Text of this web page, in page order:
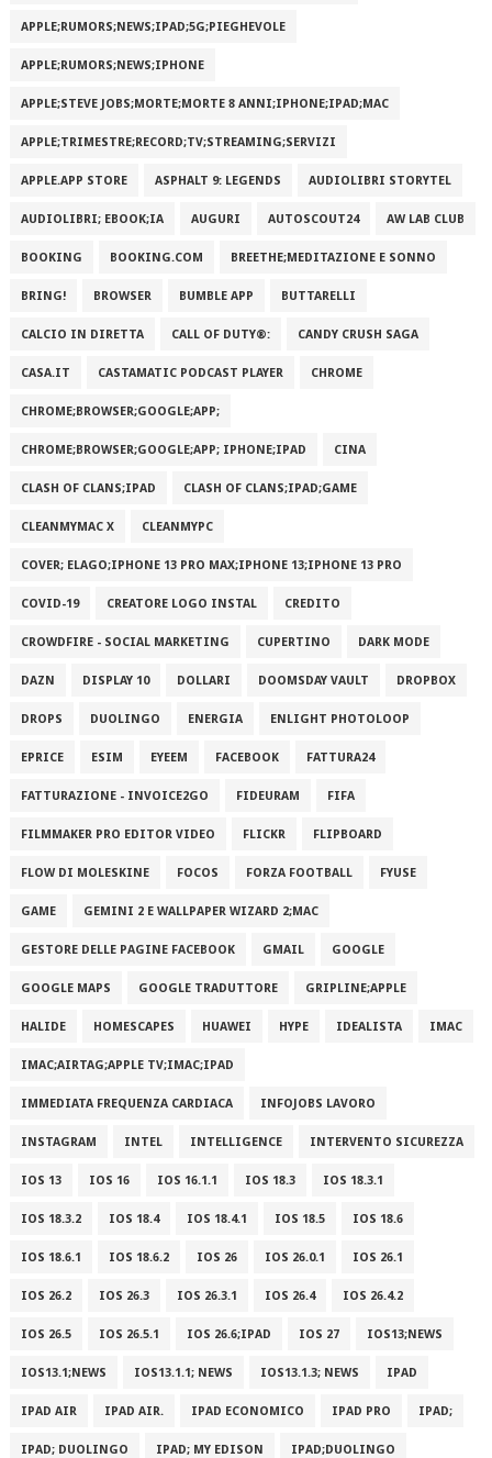
APPLE;RUMORS;NEWS;IPAD;5G;PIEGHEVOLE
APPLE;RUMORS;NEWS;IPHONE
APPLE;STEVE JOBS;MORTE;MORTE 8 ANNI;IPHONE;IPAD;MAC
APPLE;TRIMESTRE;RECORD;TV;STREAMING;SERVIZI
APPLE.APP STORE ASPHALT 9: LEGENDS AUDIOLIBRI STORYTEL
AUDIOLIBRI; EBOOK;IA AUGURI AUTOSCOUT24 AW LAB CLUB
BOOKING BOOKING.COM BREETHE;MEDITAZIONE E SONNO
BRING! BROWSER BUMBLE APP BUTTARELLI
CALCIO IN DIRETTA CALL OF DUTY®: CANDY CRUSH SAGA
CASA.IT CASTAMATIC PODCAST PLAYER CHROME
CHROME;BROWSER;GOOGLE;APP;
CHROME;BROWSER;GOOGLE;APP; IPHONE;IPAD CINA
CLASH OF CLANS;IPAD CLASH OF CLANS;IPAD;GAME
CLEANMYMAC X CLEANMYPC
COVER; ELAGO;IPHONE 13 PRO MAX;IPHONE 13;IPHONE 13 PRO
COVID-19 CREATORE LOGO INSTAL CREDITO
CROWDFIRE - SOCIAL MARKETING CUPERTINO DARK MODE
DAZN DISPLAY 10 DOLLARI DOOMSDAY VAULT DROPBOX
DROPS DUOLINGO ENERGIA ENLIGHT PHOTOLOOP
EPRICE ESIM EYEEM FACEBOOK FATTURA24
FATTURAZIONE - INVOICE2GO FIDEURAM FIFA
FILMMAKER PRO EDITOR VIDEO FLICKR FLIPBOARD
FLOW DI MOLESKINE FOCOS FORZA FOOTBALL FYUSE
GAME GEMINI 2 E WALLPAPER WIZARD 2;MAC
GESTORE DELLE PAGINE FACEBOOK GMAIL GOOGLE
GOOGLE MAPS GOOGLE TRADUTTORE GRIPLINE;APPLE
HALIDE HOMESCAPES HUAWEI HYPE IDEALISTA IMAC
IMAC;AIRTAG;APPLE TV;IMAC;IPAD
IMMEDIATA FREQUENZA CARDIACA INFOJOBS LAVORO
INSTAGRAM INTEL INTELLIGENCE INTERVENTO SICUREZZA
IOS 13 IOS 16 IOS 16.1.1 IOS 18.3 IOS 18.3.1
IOS 18.3.2 IOS 18.4 IOS 18.4.1 IOS 18.5 IOS 18.6
IOS 18.6.1 IOS 18.6.2 IOS 26 IOS 26.0.1 IOS 26.1
IOS 26.2 IOS 26.3 IOS 26.3.1 IOS 26.4 IOS 26.4.2
IOS 26.5 IOS 26.5.1 IOS 26.6;IPAD IOS 27 IOS13;NEWS
IOS13.1;NEWS IOS13.1.1; NEWS IOS13.1.3; NEWS IPAD
IPAD AIR IPAD AIR. IPAD ECONOMICO IPAD PRO IPAD;
IPAD; DUOLINGO IPAD; MY EDISON IPAD;DUOLINGO